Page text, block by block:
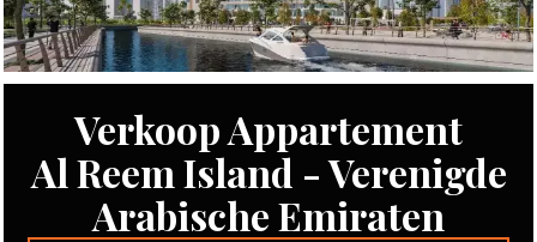
Verkoop Appartement
Al Reem Island - Verenigde
Arabische Emiraten